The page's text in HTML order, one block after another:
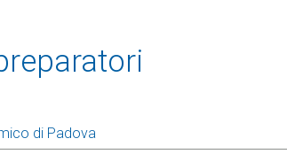
di Padova